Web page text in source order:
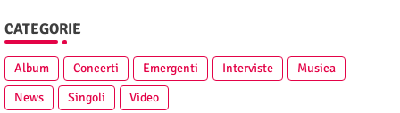
CATEGORIE
Album Concerti Emergenti Interviste
Musica
News
Singoli Video